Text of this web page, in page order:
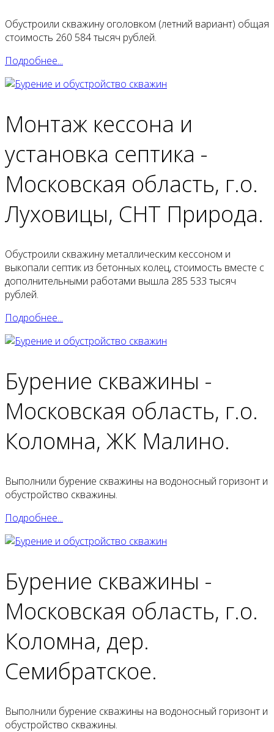
Обустроили скважину оголовком (летний вариант) общая
стоимость 260 584 тысяч рублей.
Подробнее...
Монтаж кессона и
установка септика -
Московская область, г.о.
Луховицы, СНТ Природа.
Обустроили скважину металлическим кессоном и
выкопали септик из бетонных колец, стоимость вместе с
дополнительными работами вышла 285 533 тысяч
рублей.
Подробнее...
Бурение скважины -
Московская область, г.о.
Коломна, ЖК Малино.
Выполнили бурение скважины на водоносный горизонт и
обустройство скважины.
Подробнее...
Бурение скважины -
Московская область, г.о.
Коломна, дер.
Семибратское.
Выполнили бурение скважины на водоносный горизонт и
обустройство скважины.